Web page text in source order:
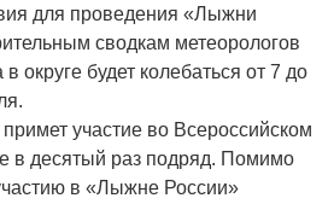
для проведения «Лыжни
сводкам метеорологов
округе будет колебаться от 7 до
участие во Всероссийском
в десятый раз подряд. Помимо
в «Лыжне России»